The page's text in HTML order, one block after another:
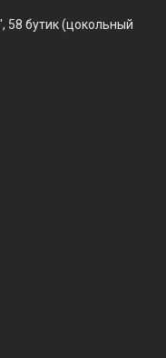
58 бутик (цокольный